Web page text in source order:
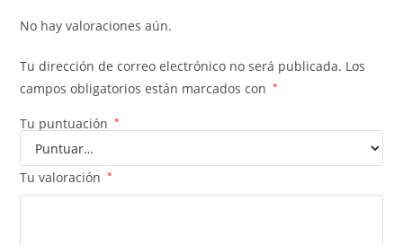
No hay valoraciones aún.
Tu dirección de correo electrónico no será publicada. Los
campos obligatorios están marcados con
*
Tu puntuación *
Tu valoración *